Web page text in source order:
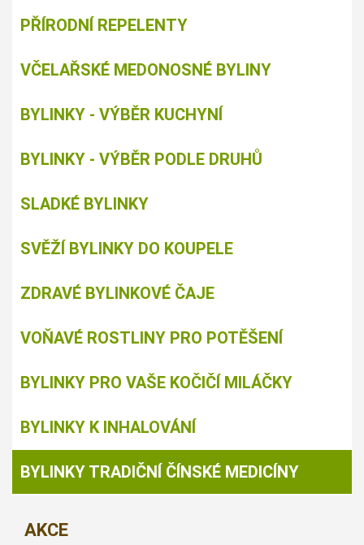
PŘÍRODNÍ REPELENTY
VČELAŘSKÉ MEDONOSNÉ BYLINY
BYLINKY - VÝBĚR KUCHYNÍ
BYLINKY - VÝBĚR PODLE DRUHŮ
SLADKÉ BYLINKY
SVĚŽÍ BYLINKY DO KOUPELE
ZDRAVÉ BYLINKOVÉ ČAJE
VOŇAVÉ ROSTLINY PRO POTĚŠENÍ
BYLINKY PRO VAŠE KOČIČÍ MILÁČKY
BYLINKY K INHALOVÁNÍ
BYLINKY TRADIČNÍ ČÍNSKÉ MEDICÍNY
AKCE